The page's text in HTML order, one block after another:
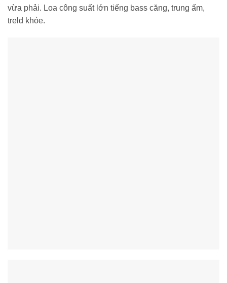
vừa phải. Loa công suất lớn tiếng bass căng, trung ấm,
treld khỏe.